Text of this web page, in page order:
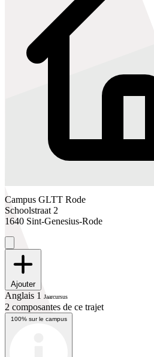
Campus GLTT Rode
Schoolstraat 2
1640 Sint-Genesius-Rode
Ajouter
Anglais 1 Jaarcursus
2 composantes de ce trajet
100% sur le campus